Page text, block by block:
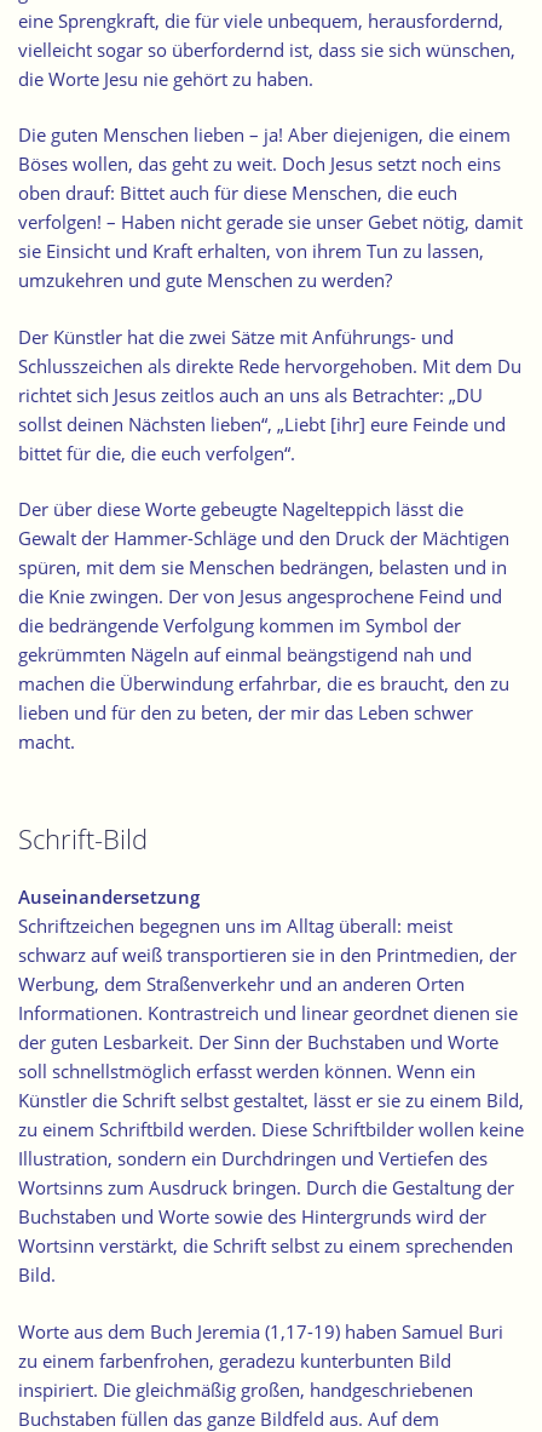
eine Sprengkraft, die für viele unbequem, herausfordernd,
vielleicht sogar so überfordernd ist, dass sie sich wünschen,
die Worte Jesu nie gehört zu haben.
Die guten Menschen lieben – ja! Aber diejenigen, die einem
Böses wollen, das geht zu weit. Doch Jesus setzt noch eins
oben drauf: Bittet auch für diese Menschen, die euch
verfolgen! – Haben nicht gerade sie unser Gebet nötig, damit
sie Einsicht und Kraft erhalten, von ihrem Tun zu lassen,
umzukehren und gute Menschen zu werden?
Der Künstler hat die zwei Sätze mit Anführungs- und
Schlusszeichen als direkte Rede hervorgehoben. Mit dem Du
richtet sich Jesus zeitlos auch an uns als Betrachter: „DU
sollst deinen Nächsten lieben“, „Liebt [ihr] eure Feinde und
bittet für die, die euch verfolgen“.
Der über diese Worte gebeugte Nagelteppich lässt die
Gewalt der Hammer-Schläge und den Druck der Mächtigen
spüren, mit dem sie Menschen bedrängen, belasten und in
die Knie zwingen. Der von Jesus angesprochene Feind und
die bedrängende Verfolgung kommen im Symbol der
gekrümmten Nägeln auf einmal beängstigend nah und
machen die Überwindung erfahrbar, die es braucht, den zu
lieben und für den zu beten, der mir das Leben schwer
macht.
Schrift-Bild
Auseinandersetzung
Schriftzeichen begegnen uns im Alltag überall: meist
schwarz auf weiß transportieren sie in den Printmedien, der
Werbung, dem Straßenverkehr und an anderen Orten
Informationen. Kontrastreich und linear geordnet dienen sie
der guten Lesbarkeit. Der Sinn der Buchstaben und Worte
soll schnellstmöglich erfasst werden können. Wenn ein
Künstler die Schrift selbst gestaltet, lässt er sie zu einem Bild,
zu einem Schriftbild werden. Diese Schriftbilder wollen keine
Illustration, sondern ein Durchdringen und Vertiefen des
Wortsinns zum Ausdruck bringen. Durch die Gestaltung der
Buchstaben und Worte sowie des Hintergrunds wird der
Wortsinn verstärkt, die Schrift selbst zu einem sprechenden
Bild.
Worte aus dem Buch Jeremia (1,17-19) haben Samuel Buri
zu einem farbenfrohen, geradezu kunterbunten Bild
inspiriert. Die gleichmäßig großen, handgeschriebenen
Buchstaben füllen das ganze Bildfeld aus. Auf dem